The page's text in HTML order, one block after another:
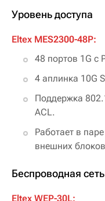
Уровень доступа
Eltex MES2300-48P:
48 портов 1G с
4 аплинка 10G
Поддержка
ACL.
Работает в
внешних
Беспроводная сеть
Eltex WEP-30L: